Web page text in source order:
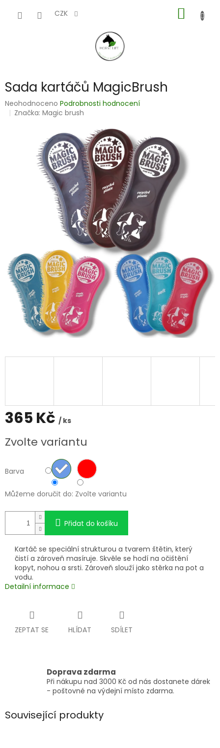
CZK
KOŠÍK
Sada kartáčů MagicBrush
Průměrné
hodnocení
hvězdiček.
Neohodnoceno Podrobnosti hodnocení
Značka:Magic brush
365 Kč / ks
cena:
Zvolte variantu
Barva
Můžeme doručit do: Zvolte variantu
Přidat do košíku
Kartáč se speciální strukturou a tvarem štětin, který
čistí a zároveň masíruje. Skvěle se hodí na očištění
kopyt, nohou a srsti. Zároveň slouží jako stěrka na pot a
vodu.
Detailní informace
ZEPTAT SE HLÍDAT SDÍLET
Doprava zdarma
Při nákupu nad 3000 Kč od nás dostanete dárek
- poštovné na výdejní místo zdarma.
Související produkty